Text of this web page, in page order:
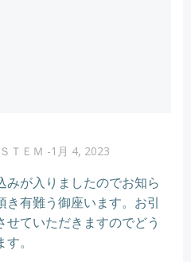
ＴＥＭ -1月 4, 2023
が入りましたのでお知ら
有難う御座います。お引
ていただきますのでどう
。